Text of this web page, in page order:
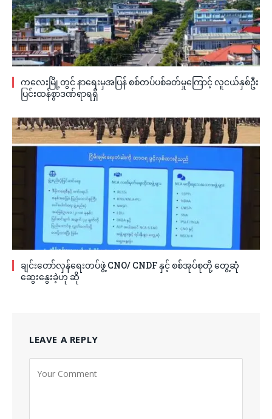
ကလေးမြို့တွင် နာရေးမှအပြန် စစ်တပ်ပစ်ခတ်မှုကြောင့် လူငယ်နှစ်ဦး
ပြင်းထန်စွာဒဏ်ရာရရှိ
ချင်းတော်လှန်ရေးတပ်ဖွဲ့ CNO/ CNDF နှင့် စစ်အုပ်စုတို့ တွေ့ဆုံ
ဆွေးနွေးခဲ့ဟု ဆို
LEAVE A REPLY